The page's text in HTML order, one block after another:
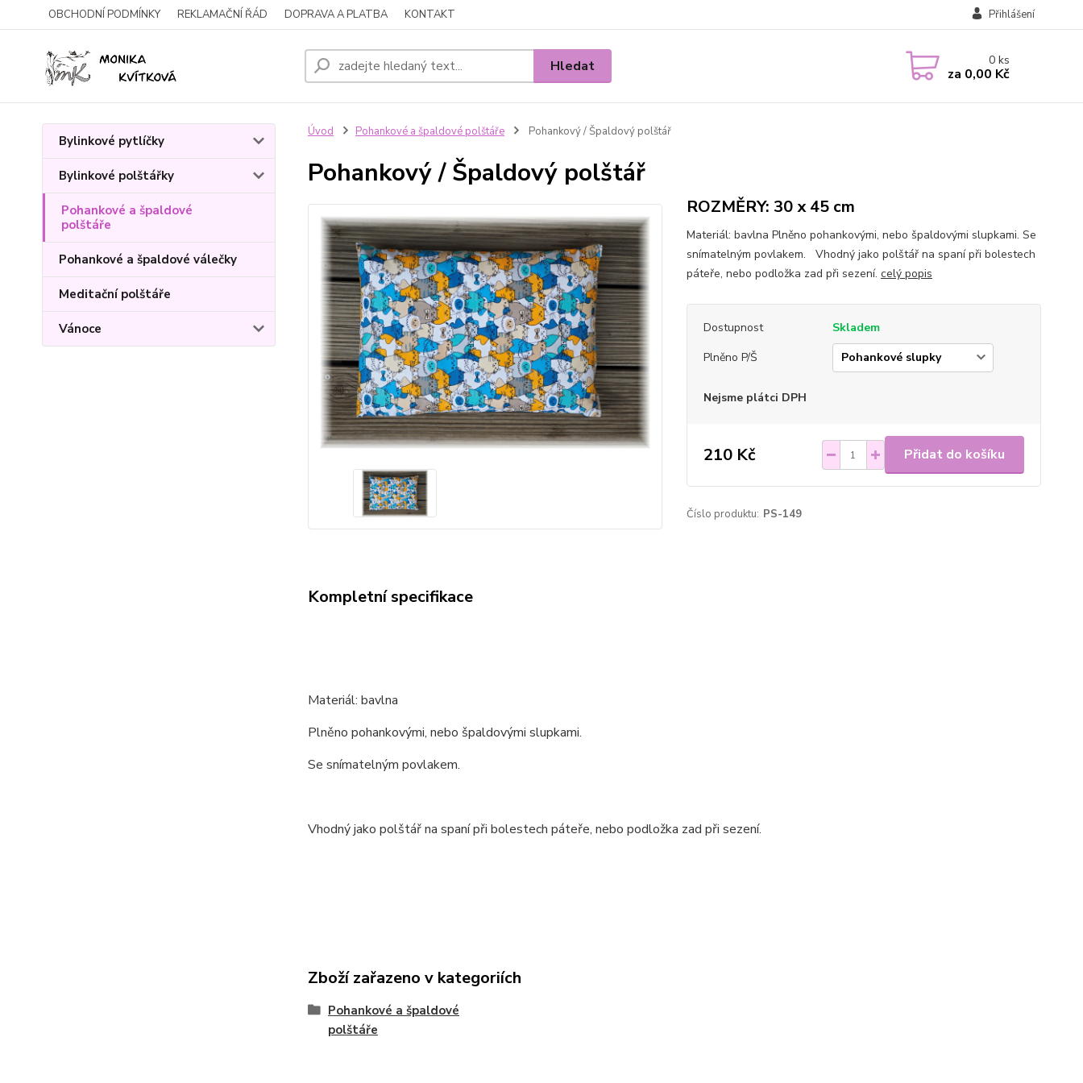
OBCHODNÍ PODMÍNKY REKLAMAČNÍ ŘÁD DOPRAVA A PLATBA KONTAKT Přihlášení
Hledat 0ks
za 0,00 Kč
Bylinkové pytlíčky
Bylinkové polštářky
Pohankové a špaldové
polštáře
Pohankové a špaldové válečky
Meditační polštáře
Vánoce
Úvod Pohankové a špaldové polštáře Pohankový / Špaldový polštář
Pohankový / Špaldový polštář
ROZMĚRY: 30 x 45 cm
Materiál: bavlna Plněno pohankovými, nebo špaldovými slupkami. Se
snímatelným povlakem. Vhodný jako polštář na spaní při bolestech
páteře, nebo podložka zad při sezení. celý popis
Dostupnost
Skladem
Plněno P/Š
Nejsme plátci DPH
210 Kč Přidat do košíku
Číslo produktu: PS-149
Kompletní specifikace
Materiál: bavlna
Plněno pohankovými, nebo špaldovými slupkami.
Se snímatelným povlakem.
Vhodný jako polštář na spaní při bolestech páteře, nebo podložka zad při sezení.
Zboží zařazeno v kategoriích
Pohankové a špaldové
polštáře